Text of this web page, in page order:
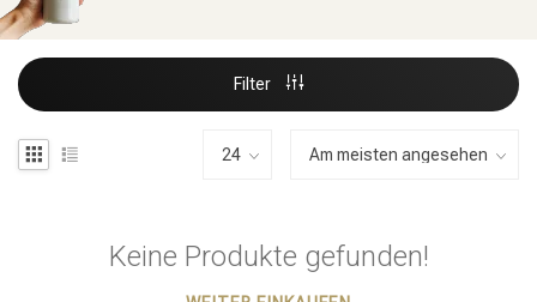
Filter
Keine Produkte gefunden!